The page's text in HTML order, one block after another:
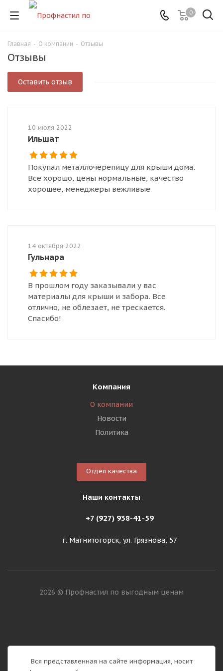
0
Главная - О компании - Отзывы
Отзывы
Оставить отзыв
10 июля 2022
Ильшат
Покупал металлочерепицу для крыши дома.
Все хорошо, цены нормальные, качество
хорошее, менеджеры вежливые.
14 октября 2022
Гульнара
В прошлом году заказывали у вас
материалы для крыши и забора. Все
отлично, не облезает, не трескается.
Спасибо!
Компания
О компании
Новости
Политика
Отдел качества
Наши контакты
+7 (927) 938-41-59
г. Магнитогорск, ул. Грязнова, 57
2026 © Профнастил по выгодным ценам
Вся представленная на сайте информация, носит